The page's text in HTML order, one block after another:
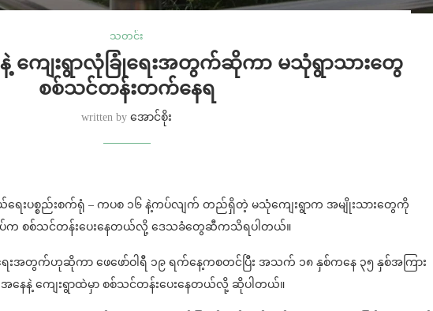
သတင်း
ကျေးရွာလုံခြုံရေးအတွက်ဆိုကာ မသုံရွာသားတွေ
စစ်သင်တန်းတက်နေရ
written byအောင်စိုး
ယ်ရေးပစ္စည်းစက်ရုံ – ကပစ ၁၆ နဲ့ကပ်လျက် တည်ရှိတဲ့ မသုံကျေးရွာက အမျိုးသားတွေကို
က စစ်သင်တန်းပေးနေတယ်လို့ ဒေသခံတွေဆီကသိရပါတယ်။
ေးအတွက်ဟုဆိုကာ ဖေဖော်ဝါရီ ၁၉ ရက်နေ့ကစတင်ပြီး အသက် ၁၈ နှစ်ကနေ ၃၅ နှစ်အကြား
နေနဲ့ ကျေးရွာထဲမှာ စစ်သင်တန်းပေးနေတယ်လို့ ဆိုပါတယ်။